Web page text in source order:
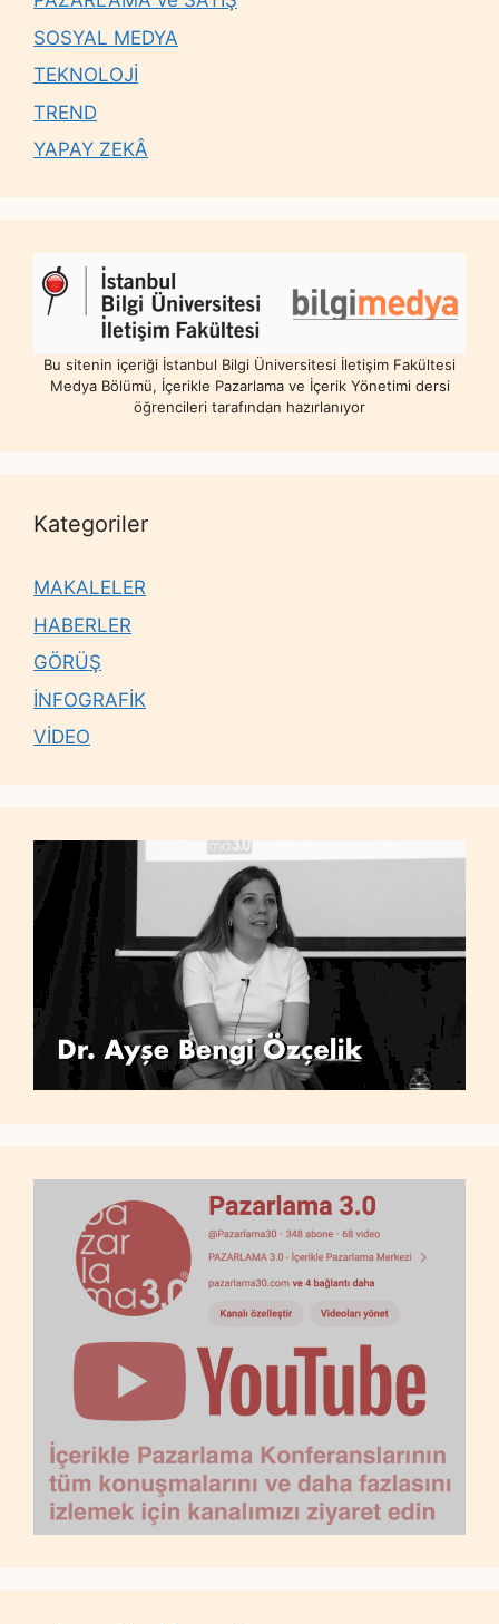
SOSYAL MEDYA
TEKNOLOJİ
TREND
YAPAY ZEKÂ
Bu sitenin içeriği İstanbul Bilgi Üniversitesi İletişim Fakültesi
Medya Bölümü, İçerikle Pazarlama ve İçerik Yönetimi dersi
öğrencileri tarafından hazırlanıyor
Kategoriler
MAKALELER
HABERLER
GÖRÜŞ
İNFOGRAFİK
VİDEO